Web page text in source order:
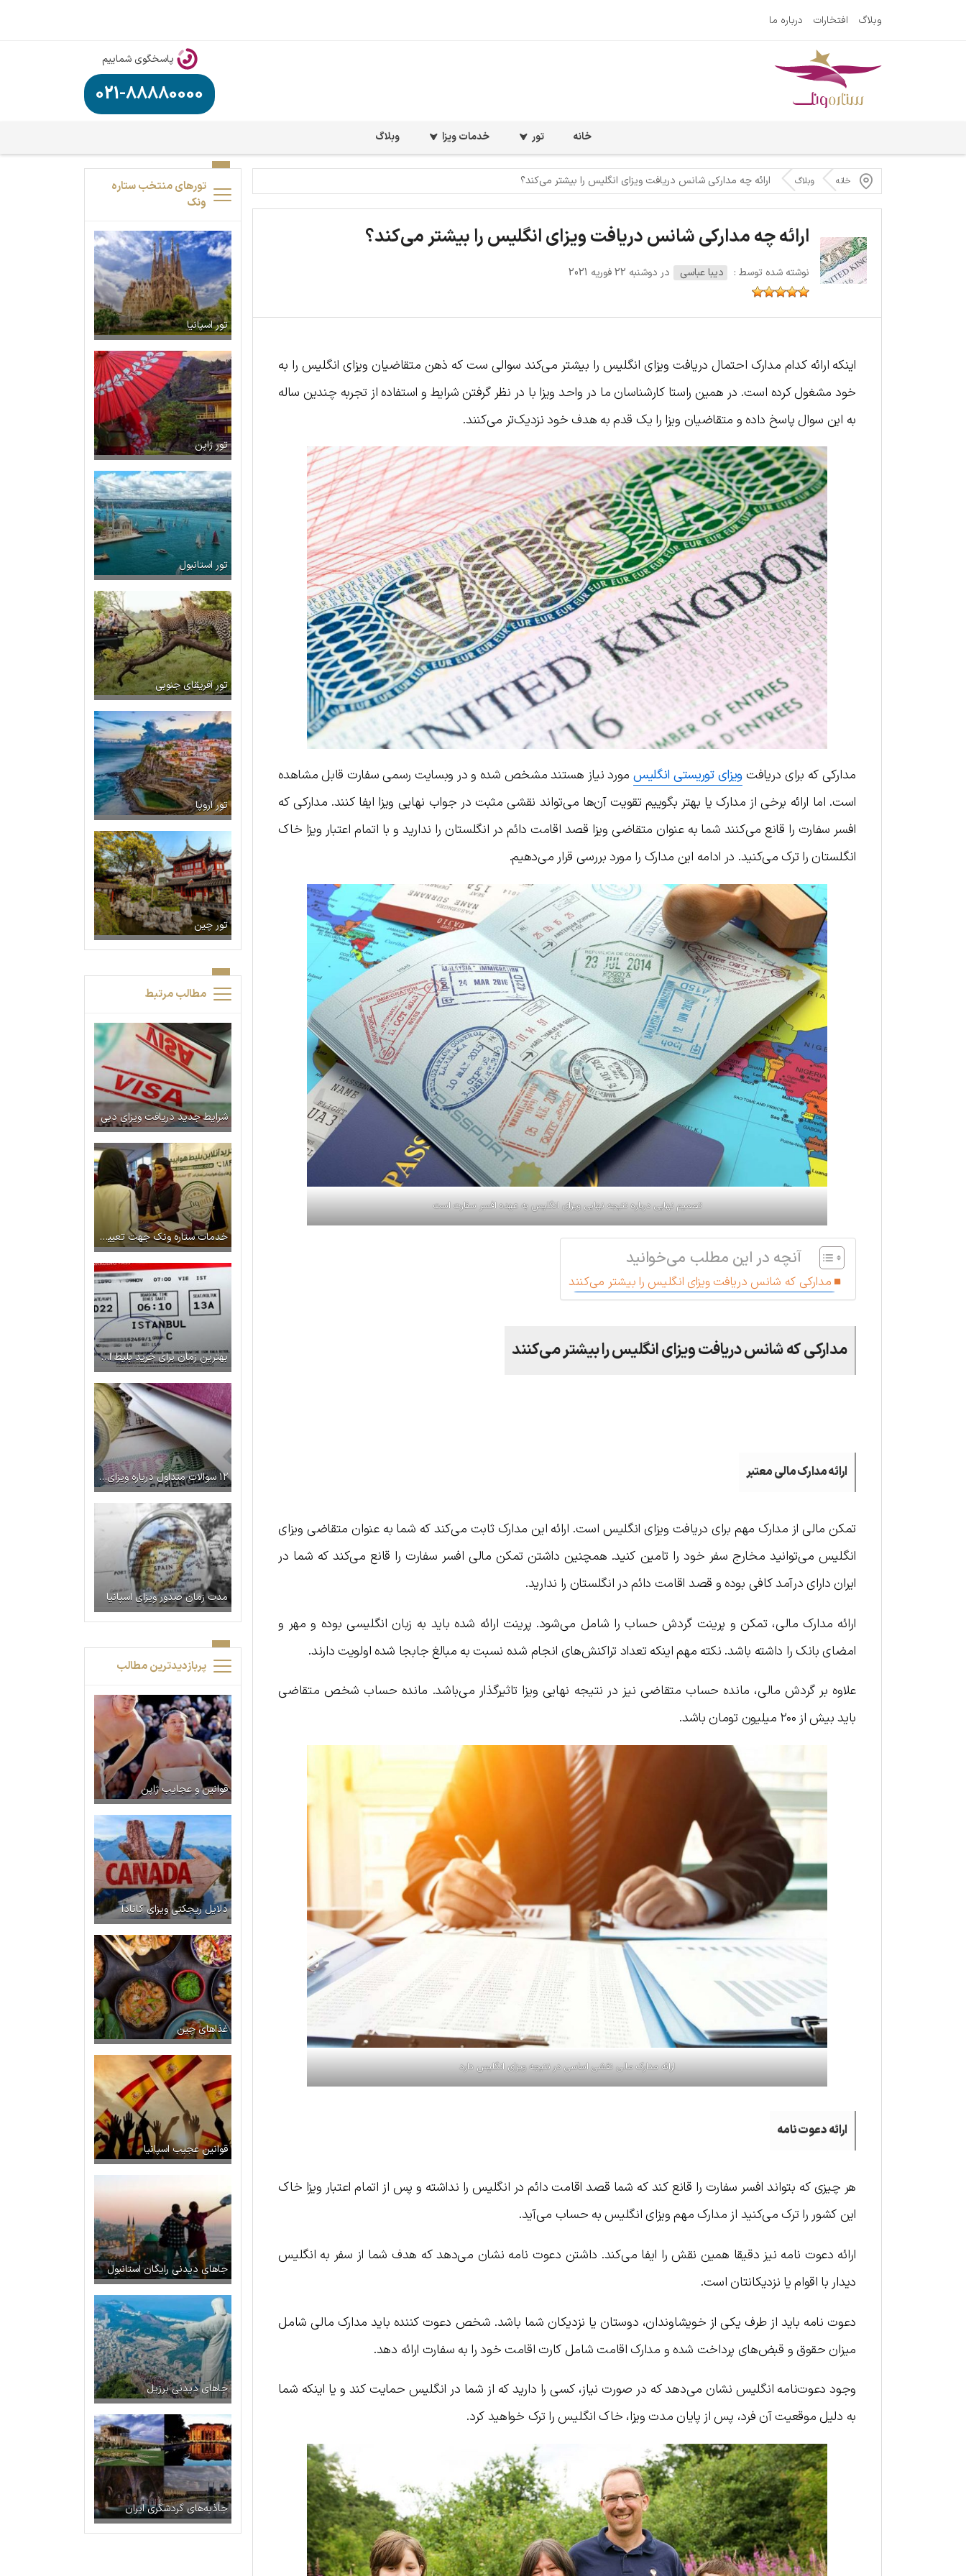
وبلاگ افتخارات درباره ما
پاسخگوی شماییم
021-88880000
خانه تور خدمات ویزا وبلاگ
خانه وبلاگ ارائه چه مدارکی شانس دریافت ویزای انگلیس را بیشتر می‌کند؟
ارائه چه مدارکی شانس دریافت ویزای انگلیس را بیشتر می‌کند؟
نوشته شده توسط : دیبا عباسی در دوشنبه 22 فوریه 2021
اینکه ارائه کدام مدارک احتمال دریافت ویزای انگلیس را بیشتر می‌کند سوالی ست که ذهن متقاضیان ویزای انگلیس را به
خود مشغول کرده است. در همین راستا کارشناسان ما در واحد ویزا با در نظر گرفتن شرایط و استفاده از تجربه چندین ساله
به این سوال پاسخ داده و متقاضیان ویزا را یک قدم به هدف خود نزدیک‌تر می‌کنند.
مدارکی که برای دریافتویزای توریستی انگلیس مورد نیاز هستند مشخص شده و در وبسایت رسمی سفارت قابل مشاهده
است. اما ارائه برخی از مدارک یا بهتر بگوییم تقویت آن‌ها می‌تواند نقشی مثبت در جواب نهایی ویزا ایفا کنند. مدارکی که
افسر سفارت را قانع می‌کنند شما به عنوان متقاضی ویزا قصد اقامت دائم در انگلستان را ندارید و با اتمام اعتبار ویزا خاک
انگلستان را ترک می‌کنید. در ادامه این مدارک را مورد بررسی قرار می‌دهیم.
تصمیم نهایی درباره نتیجه نهایی ویزای انگلیس به عهده افسر سفارت است
آنچه در این مطلب می‌خوانید
مدارکی که شانس دریافت ویزای انگلیس را بیشتر می‌کنند
مدارکی که شانس دریافت ویزای انگلیس را بیشتر می‌کنند
ارائه مدارک مالی معتبر
تمکن مالی از مدارک مهم برای دریافت ویزای انگلیس است. ارائه این مدارک ثابت می‌کند که شما به عنوان متقاضی ویزای
انگلیس می‌توانید مخارج سفر خود را تامین کنید. همچنین داشتن تمکن مالی افسر سفارت را قانع می‌کند که شما در
ایران دارای درآمد کافی بوده و قصد اقامت دائم در انگلستان را ندارید.
ارائه مدارک مالی، تمکن و پرینت گردش حساب را شامل می‌شود. پرینت ارائه شده باید به زبان انگلیسی بوده و مهر و
امضای بانک را داشته باشد. نکته مهم اینکه تعداد تراکنش‌های انجام شده نسبت به مبالغ جابجا شده اولویت دارند.
علاوه بر گردش مالی، مانده حساب متقاضی نیز در نتیجه نهایی ویزا تاثیرگذار می‌باشد. مانده حساب شخص متقاضی
باید بیش از ۲۰۰ میلیون تومان باشد.
ارائه مدارک مالی نقشی اساسی در نتیجه ویزای انگلیس دارد
ارائه دعوت نامه
هر چیزی که بتواند افسر سفارت را قانع کند که شما قصد اقامت دائم در انگلیس را نداشته و پس از اتمام اعتبار ویزا خاک
این کشور را ترک می‌کنید از مدارک مهم ویزای انگلیس به حساب می‌آید.
ارائه دعوت نامه نیز دقیقا همین نقش را ایفا می‌کند. داشتن دعوت نامه نشان می‌دهد که هدف شما از سفر به انگلیس
دیدار با اقوام یا نزدیکانتان است.
دعوت نامه باید از طرف یکی از خویشاوندان، دوستان یا نزدیکان شما باشد. شخص دعوت کننده باید مدارک مالی شامل
میزان حقوق و قبض‌های پرداخت شده و مدارک اقامت شامل کارت اقامت خود را به سفارت ارائه دهد.
وجود دعوت‌نامه انگلیس نشان می‌دهد که در صورت نیاز، کسی را دارید که از شما در انگلیس حمایت کند و یا اینکه شما
به دلیل موقعیت آن فرد، پس از پایان مدت ویزا، خاک انگلیس را ترک خواهید کرد.
تورهای منتخب ستاره
ونک
تور اسپانیا
تور ژاپن
تور استانبول
تور آفریقای جنوبی
تور اروپا
تور چین
مطالب مرتبط
شرایط جدید دریافت ویزای دبی
خدمات ستاره ونک جهت تعیین وقت سفارت انگلیس
بهترین زمان برای خرید بلیط استانبول چه زمانی است؟
۱۲ سوالات متداول درباره ویزای شینگن
مدت زمان صدور ویزای اسپانیا
پربازدیدترین مطالب
قوانین و عجایب ژاپن
دلایل ریجکتی ویزای کانادا
غذاهای چین
قوانین عجیب اسپانیا
جاهای دیدنی رایگان استانبول
جاهای دیدنی برزیل
جاذبه‌های گردشگری ایران